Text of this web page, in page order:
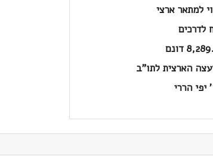
למתאר ארצי
לדרכים
דונם
הארצית לתו"ב
יפי הררי